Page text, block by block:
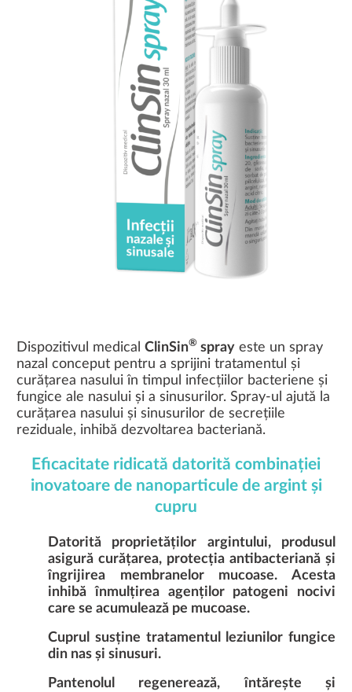
Dispozitivul medicalClinSin® spray este un spray
nazal conceput pentru a sprijini tratamentul și
curățarea nasului în timpul infecțiilor bacteriene și
fungice ale nasului și a sinusurilor. Spray-ul ajută la
curățarea nasului și sinusurilor de secrețiile
reziduale, inhibă dezvoltarea bacteriană.
Eficacitate ridicată datorită combinației
inovatoare de nanoparticule de argint și
cupru
Datorită proprietăților argintului, produsul
asigură curățarea, protecția antibacteriană și
îngrijirea membranelor mucoase. Acesta
inhibă înmulțirea agenților patogeni nocivi
care se acumulează pe mucoase.
Cuprul
susține tratamentul leziunilor fungice
din nas și sinusuri.
Pantenolul
regenerează, întărește și